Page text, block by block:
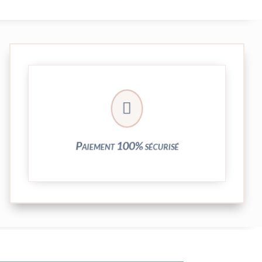

Paiement 100% sécurisé
Vos transactions par carte bancaire sont
entièrement sécurisées grâce au système
crypté de notre partenaire PayPlug.